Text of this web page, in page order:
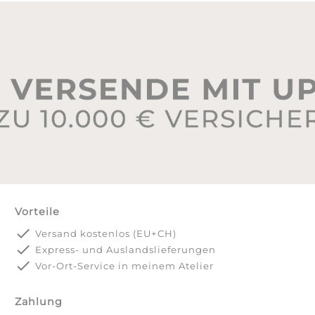
Vorteile
done Versand kostenlos (EU+CH)
done Express- und Auslandslieferungen
done Vor-Ort-Service in meinem Atelier
Zahlung